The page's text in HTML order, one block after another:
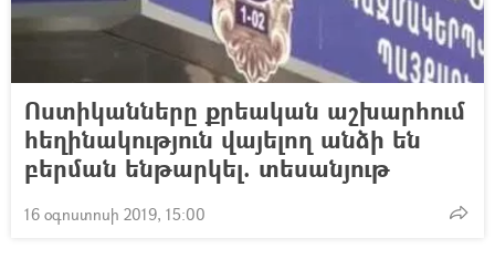
Ոստիկանները քրեական աշխարհում
հեղինակություն վայելող անձի են
բերման ենթարկել. տեսանյութ
16 օգոստոսի 2019, 15:00